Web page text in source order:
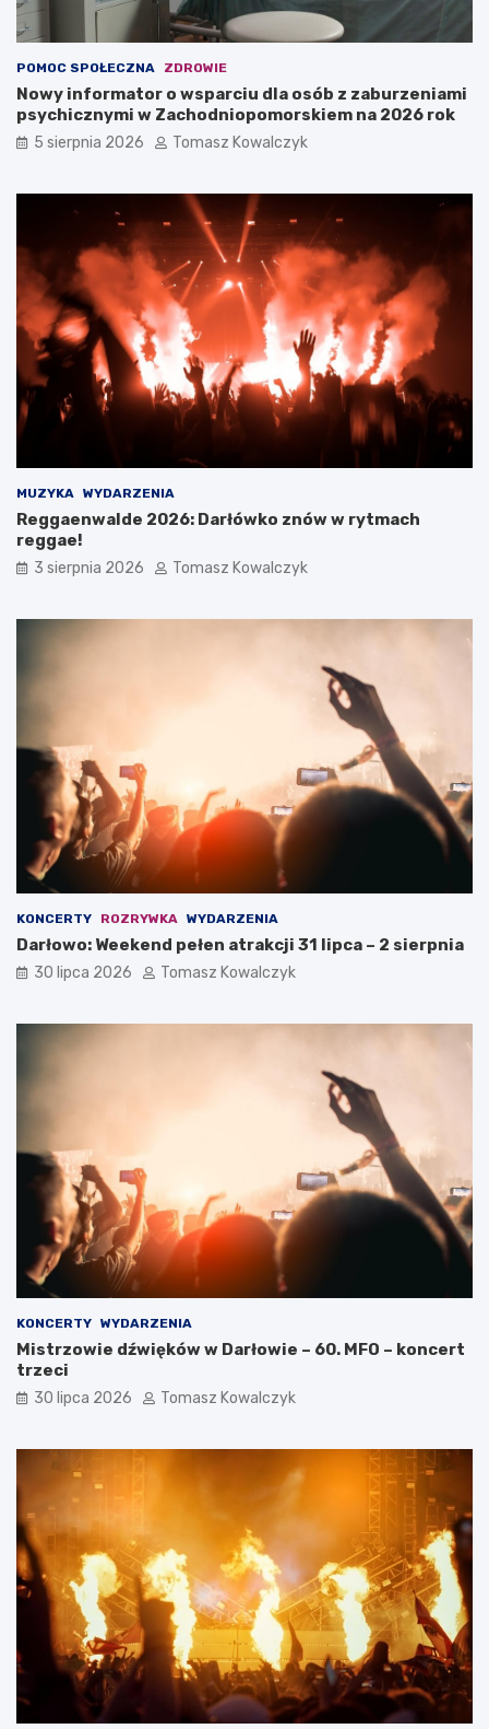
POMOC SPOŁECZNA ZDROWIE
Nowy informator o wsparciu dla osób z zaburzeniami
psychicznymi w Zachodniopomorskiem na 2026 rok
5 sierpnia 2026 Tomasz Kowalczyk
MUZYKA WYDARZENIA
Reggaenwalde 2026: Darłówko znów w rytmach
reggae!
3 sierpnia 2026 Tomasz Kowalczyk
KONCERTY ROZRYWKA WYDARZENIA
Darłowo: Weekend pełen atrakcji 31 lipca – 2 sierpnia
30 lipca 2026 Tomasz Kowalczyk
KONCERTY WYDARZENIA
Mistrzowie dźwięków w Darłowie – 60. MFO – koncert
trzeci
30 lipca 2026 Tomasz Kowalczyk